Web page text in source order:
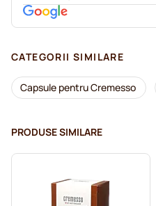
CATEGORII SIMILARE
Capsule pentru Cremesso
PRODUSE SIMILARE